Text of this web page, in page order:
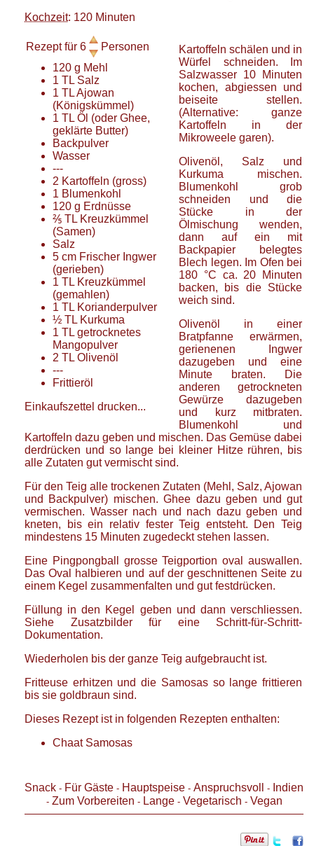
Kochzeit: 120 Minuten
Rezept für 6
Personen
120 g Mehl
1 TL Salz
1 TLAjowan
(Königskümmel)
1 TL Öl (oder Ghee,
geklärte Butter)
Backpulver
Wasser
---
2 Kartoffeln (gross)
1 Blumenkohl
120 g Erdnüsse
⅖ TL Kreuzkümmel
(Samen)
Salz
5 cm Frischer Ingwer
(gerieben)
1 TL Kreuzkümmel
(gemahlen)
1 TL Korianderpulver
½ TL Kurkuma
1 TL getrocknetes
Mangopulver
2 TL Olivenöl
---
Frittieröl
Einkaufszettel drucken...
Kartoffeln schälen und in
Würfel schneiden. Im
Salzwasser 10 Minuten
kochen, abgiessen und
beiseite stellen.
(Alternative: ganze
Kartoffeln in der
Mikroweele garen).
Olivenöl, Salz und
Kurkuma mischen.
Blumenkohl grob
schneiden und die
Stücke in der
Ölmischung wenden,
dann auf ein mit
Backpapier belegtes
Blech legen. Im Ofen bei
180 °C ca. 20 Minuten
backen, bis die Stücke
weich sind.
Olivenöl in einer
Bratpfanne erwärmen,
gerienenen Ingwer
dazugeben und eine
Minute braten. Die
anderen getrockneten
Gewürze dazugeben
und kurz mitbraten.
Blumenkohl und
Kartoffeln dazu geben und mischen. Das Gemüse dabei
derdrücken und so lange bei kleiner Hitze rühren, bis
alle Zutaten gut vermischt sind.
Für den Teig alle trockenen Zutaten (Mehl, Salz, Ajowan
und Backpulver) mischen. Ghee dazu geben und gut
vermischen. Wasser nach und nach dazu geben und
kneten, bis ein relativ fester Teig entsteht. Den Teig
mindestens 15 Minuten zugedeckt stehen lassen.
Eine Pingpongball grosse Teigportion oval auswallen.
Das Oval halbieren und auf der geschnittenen Seite zu
einem Kegel zusammenfalten und gut festdrücken.
Füllung in den Kegel geben und dann verschliessen.
Siehe Zusatzbilder für eine Schritt-für-Schritt-
Dokumentation.
Wiederholen bis der ganze Teig aufgebraucht ist.
Fritteuse erhitzen und die Samosas so lange frittieren
bis sie goldbraun sind.
Dieses Rezept ist in folgenden Rezepten enthalten:
Chaat Samosas
Snack - Für Gäste - Hauptspeise - Anspruchsvoll - Indien
- Zum Vorbereiten - Lange- Vegetarisch - Vegan